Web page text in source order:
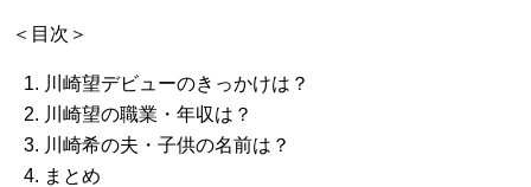
＜目次＞
川崎望デビューのきっかけは？
川崎望の職業・年収は？
川崎希の夫・子供の名前は？
まとめ